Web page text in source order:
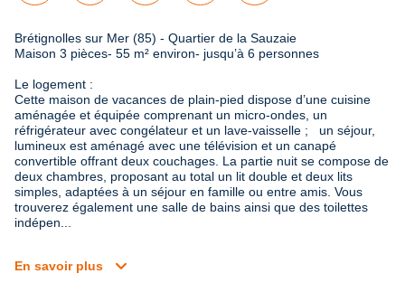
Brétignolles sur Mer (85) - Quartier de la Sauzaie
Maison 3 pièces- 55 m² environ- jusqu’à 6 personnes
Le logement :
Cette maison de vacances de plain-pied dispose d’une cuisine
aménagée et équipée comprenant un micro-ondes, un
réfrigérateur avec congélateur et un lave-vaisselle ;   un séjour,
lumineux est aménagé avec une télévision et un canapé
convertible offrant deux couchages. La partie nuit se compose de
deux chambres, proposant au total un lit double et deux lits
simples, adaptées à un séjour en famille ou entre amis. Vous
trouverez également une salle de bains ainsi que des toilettes
indépen...
En savoir plus expand_more